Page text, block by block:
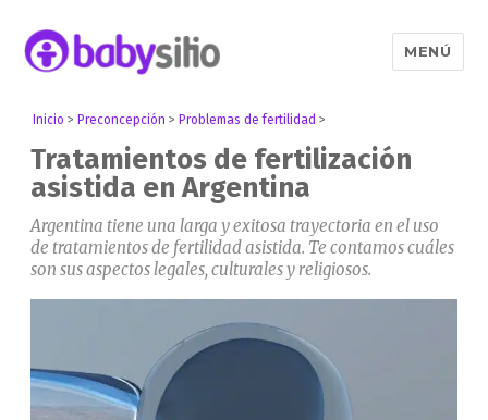
MENÚ
Inicio > Preconcepción > Problemas de fertilidad >
Tratamientos de fertilización
asistida en Argentina
Argentina tiene una larga y exitosa trayectoria en el uso
de tratamientos de fertilidad asistida. Te contamos cuáles
son sus aspectos legales, culturales y religiosos.